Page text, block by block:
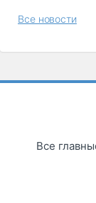
Все новости
Все